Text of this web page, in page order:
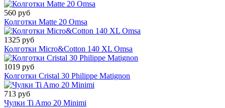
560 руб
Колготки Matte 20 Omsa
1325 руб
Колготки Micro&Cotton 140 XL Omsa
1019 руб
Колготки Cristal 30 Philippe Matignon
713 руб
Чулки Ti Amo 20 Minimi